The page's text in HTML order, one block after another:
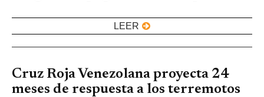
LEER
Cruz Roja Venezolana proyecta 24
meses de respuesta a los terremotos